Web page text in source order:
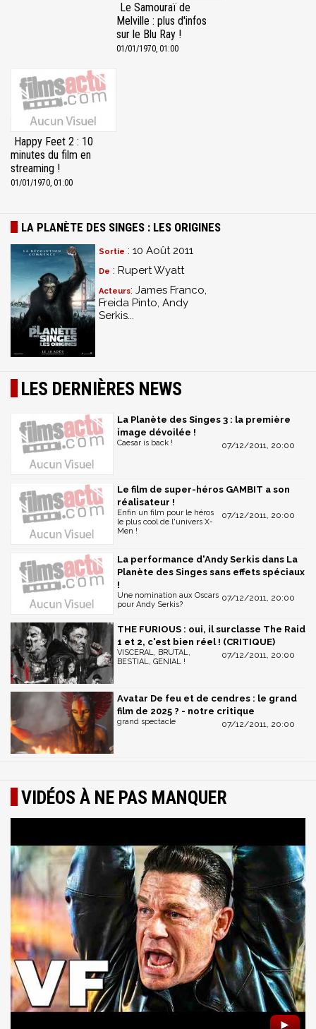
Le Samouraï de
Melville : plus d'infos
sur le Blu Ray !
01/01/1970, 01:00
Happy Feet 2 : 10
minutes du film en
streaming !
01/01/1970, 01:00
LA PLANÈTE DES SINGES : LES ORIGINES
Sortie : 10 Août 2011
De : Rupert Wyatt
Acteurs: James Franco,
Freida Pinto, Andy
Serkis...
LES DERNIÈRES NEWS
La Planète des Singes 3 : la première
image dévoilée !
07/12/2011, 20:00
Caesar is back !
Le film de super-héros GAMBIT a son
réalisateur !
07/12/2011, 20:00
Enfin un film pour le héros
le plus cool de l'univers X-
Men !
La performance d'Andy Serkis dans La
Planète des Singes sans effets spéciaux
!
07/12/2011, 20:00
Une nomination aux Oscars
pour Andy Serkis?
THE FURIOUS : oui, il surclasse The Raid
1 et 2, c'est bien réel ! (CRITIQUE)
07/12/2011, 20:00
VISCERAL, BRUTAL,
BESTIAL, GENIAL !
Avatar De feu et de cendres : le grand
film de 2025 ? - notre critique
07/12/2011, 20:00
grand spectacle
VIDÉOS À NE PAS MANQUER
►